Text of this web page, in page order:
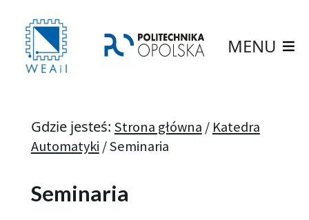
MENU
Gdzie jesteś: Strona główna / Katedra
Automatyki /Seminaria
Seminaria